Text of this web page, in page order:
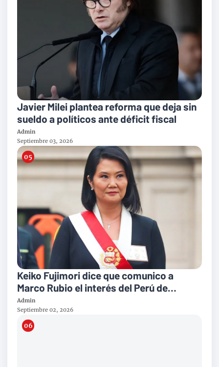
Javier Milei plantea reforma que deja sin
sueldo a políticos ante déficit fiscal
Admin
Septiembre 03, 2026
Keiko Fujimori dice que comunico a
Marco Rubio el interés del Perú de
incorporarse al Escudo de las Américas
Admin
Septiembre 02, 2026